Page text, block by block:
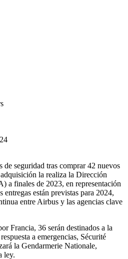
de seguridad tras comprar 42 nuevos
la realiza la Dirección
a finales de 2023, en representación
están previstas para 2024,
entre Airbus y las agencias clave
Francia, 36 serán destinados a la
a emergencias, Sécurité
la Gendarmerie Nationale,
ley.